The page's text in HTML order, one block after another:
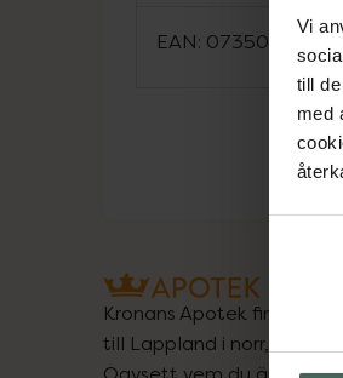
Vi
till
med
EAN:
Kronans Apotek finns här
till Lappland i norr, och
Oavsett vem du är så är